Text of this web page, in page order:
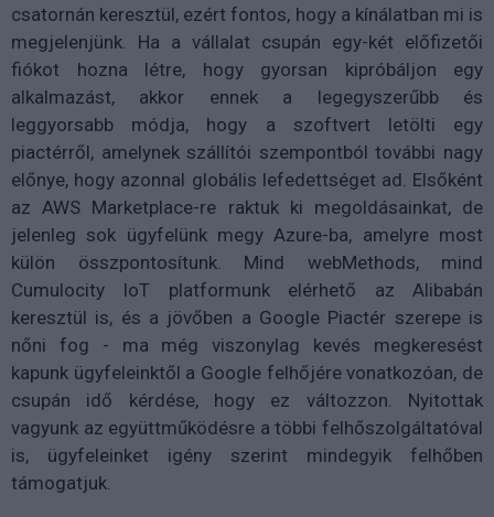
csatornán keresztül, ezért fontos, hogy a kínálatban mi is
megjelenjünk. Ha a vállalat csupán egy-két előfizetői
fiókot hozna létre, hogy gyorsan kipróbáljon egy
alkalmazást, akkor ennek a legegyszerűbb és
leggyorsabb módja, hogy a szoftvert letölti egy
piactérről, amelynek szállítói szempontból további nagy
előnye, hogy azonnal globális lefedettséget ad. Elsőként
az AWS Marketplace-re raktuk ki megoldásainkat, de
jelenleg sok ügyfelünk megy Azure-ba, amelyre most
külön összpontosítunk. Mind webMethods, mind
Cumulocity IoT platformunk elérhető az Alibabán
keresztül is, és a jövőben a Google Piactér szerepe is
nőni fog - ma még viszonylag kevés megkeresést
kapunk ügyfeleinktől a Google felhőjére vonatkozóan, de
csupán idő kérdése, hogy ez változzon. Nyitottak
vagyunk az együttműködésre a többi felhőszolgáltatóval
is, ügyfeleinket igény szerint mindegyik felhőben
támogatjuk.